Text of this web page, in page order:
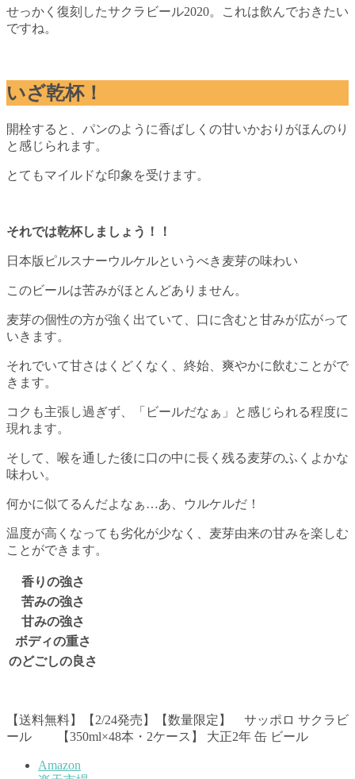
せっかく復刻したサクラビール2020。これは飲んでおきたい
ですね。
いざ乾杯！
開栓すると、パンのように香ばしくの甘いかおりがほんのり
と感じられます。
とてもマイルドな印象を受けます。
それでは乾杯しましょう！！
日本版ピルスナーウルケルというべき麦芽の味わい
このビールは苦みがほとんどありません。
麦芽の個性の方が強く出ていて、口に含むと甘みが広がって
いきます。
それでいて甘さはくどくなく、終始、爽やかに飲むことがで
きます。
コクも主張し過ぎず、「ビールだなぁ」と感じられる程度に
現れます。
そして、喉を通した後に口の中に長く残る麦芽のふくよかな
味わい。
何かに似てるんだよなぁ…あ、ウルケルだ！
温度が高くなっても劣化が少なく、麦芽由来の甘みを楽しむ
ことができます。
香りの強さ
苦みの強さ
甘みの強さ
ボディの重さ
のどごしの良さ
【送料無料】【2/24発売】【数量限定】 サッポロ サクラビ
ール 【350ml×48本・2ケース】 大正2年 缶 ビール
Amazon